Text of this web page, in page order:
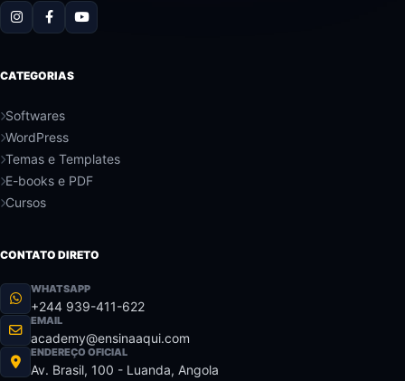
CATEGORIAS
Softwares
WordPress
Temas e Templates
E-books e PDF
Cursos
CONTATO DIRETO
WHATSAPP
+244 939-411-622
EMAIL
academy@ensinaaqui.com
ENDEREÇO OFICIAL
Av. Brasil, 100 - Luanda, Angola